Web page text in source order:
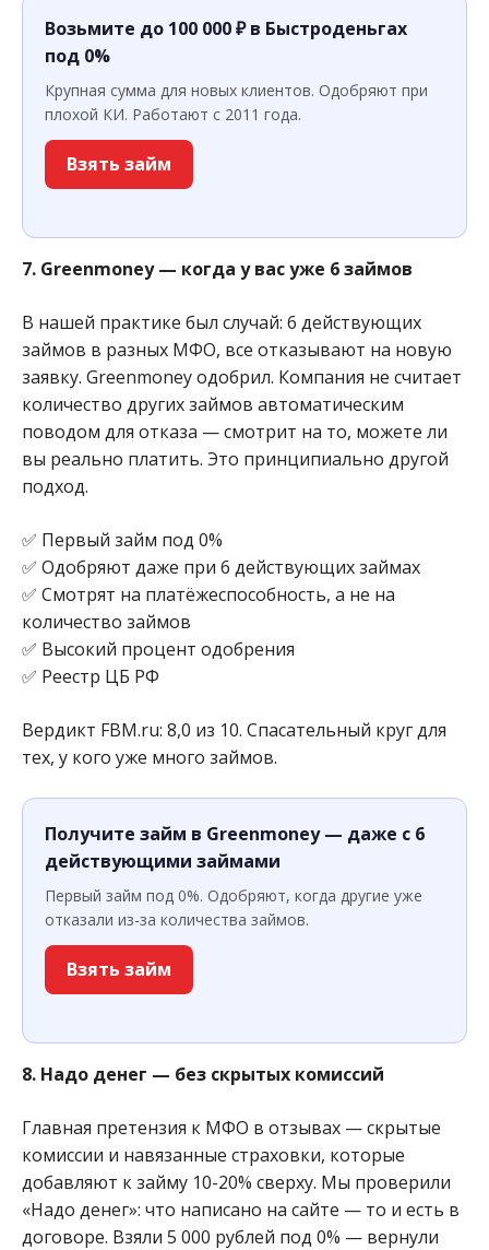
Возьмите до 100 000 ₽ в Быстроденьгах
под 0%
Крупная сумма для новых клиентов. Одобряют при
плохой КИ. Работают с 2011 года.
Взять займ
7. Greenmoney — когда у вас уже 6 займов
В нашей практике был случай: 6 действующих
займов в разных МФО, все отказывают на новую
заявку. Greenmoney одобрил. Компания не считает
количество других займов автоматическим
поводом для отказа — смотрит на то, можете ли
вы реально платить. Это принципиально другой
подход.
✅ Первый займ под 0%
✅ Одобряют даже при 6 действующих займах
✅ Смотрят на платёжеспособность, а не на
количество займов
✅ Высокий процент одобрения
✅ Реестр ЦБ РФ
Вердикт FBM.ru: 8,0 из 10. Спасательный круг для
тех, у кого уже много займов.
Получите займ в Greenmoney — даже с 6
действующими займами
Первый займ под 0%. Одобряют, когда другие уже
отказали из-за количества займов.
Взять займ
8. Надо денег — без скрытых комиссий
Главная претензия к МФО в отзывах — скрытые
комиссии и навязанные страховки, которые
добавляют к займу 10-20% сверху. Мы проверили
«Надо денег»: что написано на сайте — то и есть в
договоре. Взяли 5 000 рублей под 0% — вернули